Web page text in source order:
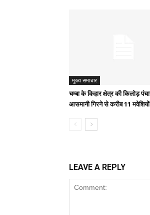
मुख्य समाचार
चम्बा के किहार क्षेत्र की किलोड़
आसमानी गिरने से करीब 11
LEAVE A REPLY